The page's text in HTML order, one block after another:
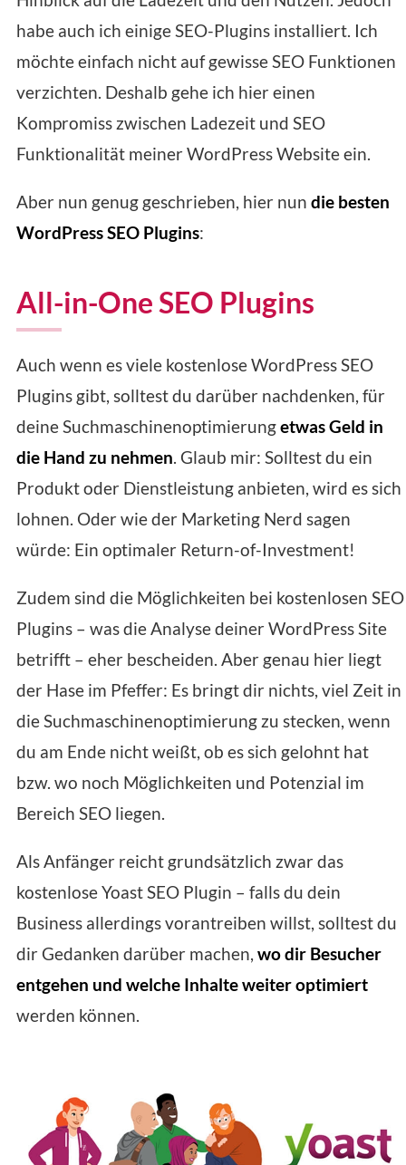
habe auch ich einige SEO-Plugins installiert. Ich
möchte einfach nicht auf gewisse SEO Funktionen
verzichten. Deshalb gehe ich hier einen
Kompromiss zwischen Ladezeit und SEO
Funktionalität meiner WordPress Website ein.
Aber nun genug geschrieben, hier nun die besten
WordPress SEO Plugins:
All-in-One SEO Plugins
Auch wenn es viele kostenlose WordPress SEO
Plugins gibt, solltest du darüber nachdenken, für
deine Suchmaschinenoptimierungetwas Geld in
die Hand zu nehmen. Glaub mir: Solltest du ein
Produkt oder Dienstleistung anbieten, wird es sich
lohnen. Oder wie der Marketing Nerd sagen
würde: Ein optimaler Return-of-Investment!
Zudem sind die Möglichkeiten bei kostenlosen SEO
Plugins – was die Analyse deiner WordPress Site
betrifft – eher bescheiden. Aber genau hier liegt
der Hase im Pfeffer: Es bringt dir nichts, viel Zeit in
die Suchmaschinenoptimierung zu stecken, wenn
du am Ende nicht weißt, ob es sich gelohnt hat
bzw. wo noch Möglichkeiten und Potenzial im
Bereich SEO liegen.
Als Anfänger reicht grundsätzlich zwar das
kostenlose Yoast SEO Plugin – falls du dein
Business allerdings vorantreiben willst, solltest du
dir Gedanken darüber machen, wo dir Besucher
entgehen und welche Inhalte weiter optimiert
werden können.